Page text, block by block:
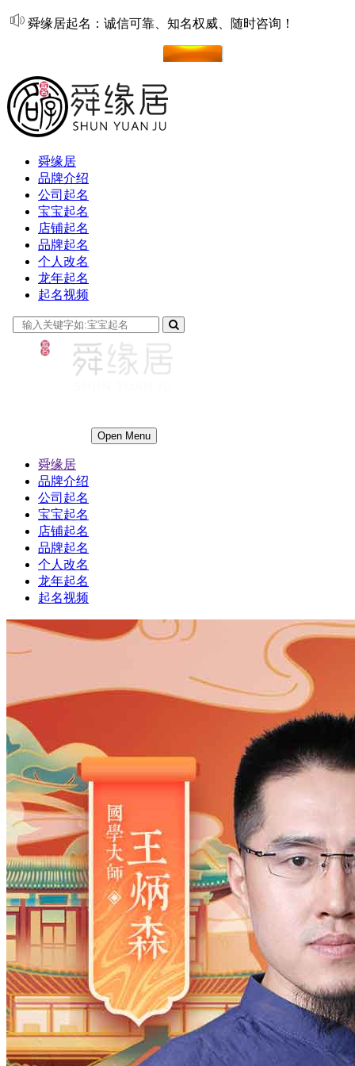
舜缘居起名：诚信可靠、知名权威、随时咨询！
舜缘居
品牌介绍
公司起名
宝宝起名
店铺起名
品牌起名
个人改名
龙年起名
起名视频
Open Menu
舜缘居
品牌介绍
公司起名
宝宝起名
店铺起名
品牌起名
个人改名
龙年起名
起名视频